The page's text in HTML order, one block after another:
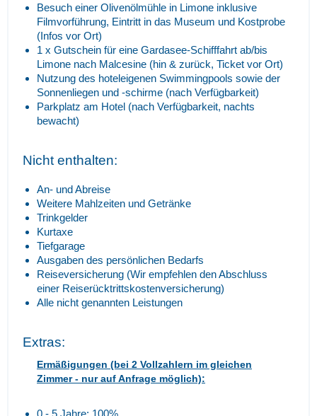
Besuch einer Olivenölmühle in Limone inklusive
Filmvorführung, Eintritt in das Museum und Kostprobe
(Infos vor Ort)
1 x Gutschein für eine Gardasee-Schifffahrt ab/bis
Limone nach Malcesine (hin & zurück, Ticket vor Ort)
Nutzung des hoteleigenen Swimmingpools sowie der
Sonnenliegen und -schirme (nach Verfügbarkeit)
Parkplatz am Hotel (nach Verfügbarkeit, nachts
bewacht)
Nicht enthalten:
An- und Abreise
Weitere Mahlzeiten und Getränke
Trinkgelder
Kurtaxe
Tiefgarage
Ausgaben des persönlichen Bedarfs
Reiseversicherung (Wir empfehlen den Abschluss
einer Reiserücktrittskostenversicherung)
Alle nicht genannten Leistungen
Extras:
Ermäßigungen (bei 2 Vollzahlern im gleichen
Zimmer - nur auf Anfrage möglich):
0 - 5 Jahre: 100%